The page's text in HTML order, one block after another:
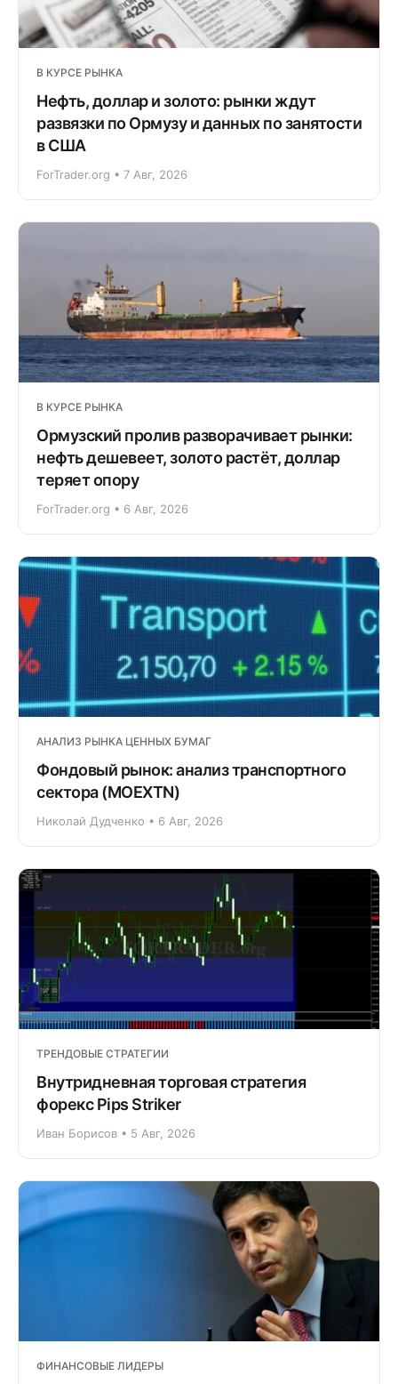
В КУРСЕ РЫНКА
Нефть, доллар и золото: рынки ждут
развязки по Ормузу и данных по занятости
в США
ForTrader.org • 7 Авг, 2026
В КУРСЕ РЫНКА
Ормузский пролив разворачивает рынки:
нефть дешевеет, золото растёт, доллар
теряет опору
ForTrader.org • 6 Авг, 2026
АНАЛИЗ РЫНКА ЦЕННЫХ БУМАГ
Фондовый рынок: анализ транспортного
сектора (MOEXTN)
Николай Дудченко • 6 Авг, 2026
ТРЕНДОВЫЕ СТРАТЕГИИ
Внутридневная торговая стратегия
форекс Pips Striker
Иван Борисов • 5 Авг, 2026
ФИНАНСОВЫЕ ЛИДЕРЫ